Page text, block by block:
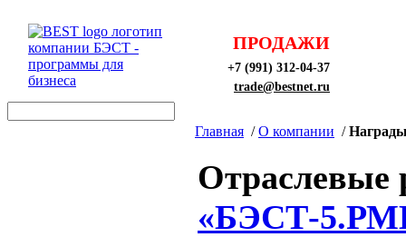
ПРОДАЖИ
+7 (991) 312-04-37
trade@bestnet.ru
Главная /О компании /
«БЭСТ-